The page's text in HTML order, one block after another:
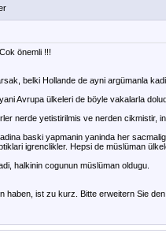
önemli !!!
belki Hollande de ayni argümanla
Avrupa ülkeleri de böyle vakalarla
nerde yetistirilmis ve nerden cikmistir,
baski yapmanin yaninda her
igrenclikler. Hepsi de müslüman
halkinin cogunun müslüman oldugu.
haben, ist zu kurz. Bitte erweitern Sie